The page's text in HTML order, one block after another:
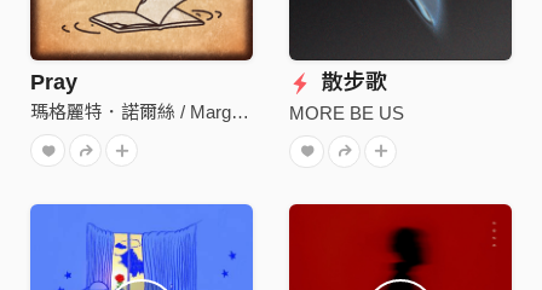
Pray
瑪格麗特．諾爾絲 / Margaret North
散步歌
MORE BE US